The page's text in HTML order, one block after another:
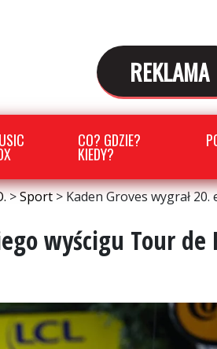
REKLAMA
CO? GDZIE?
KIEDY?
>Sport>Kaden Groves wygrał
wyścigu Tour de